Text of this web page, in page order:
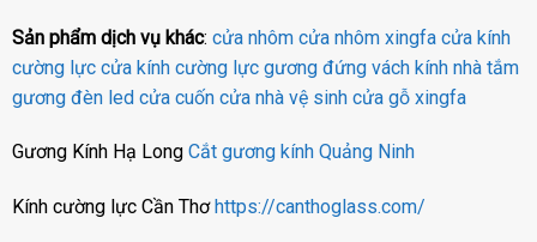
Sản phẩm dịch vụ khác: cửa nhôm cửa nhôm xingfa cửa kính
cường lực cửa kính cường lực gương đứng vách kính nhà tắm
gương đèn led cửa cuốn cửa nhà vệ sinh cửa gỗ xingfa
Gương Kính Hạ Long Cắt gương kính Quảng Ninh
Kính cường lực Cần Thơ https://canthoglass.com/